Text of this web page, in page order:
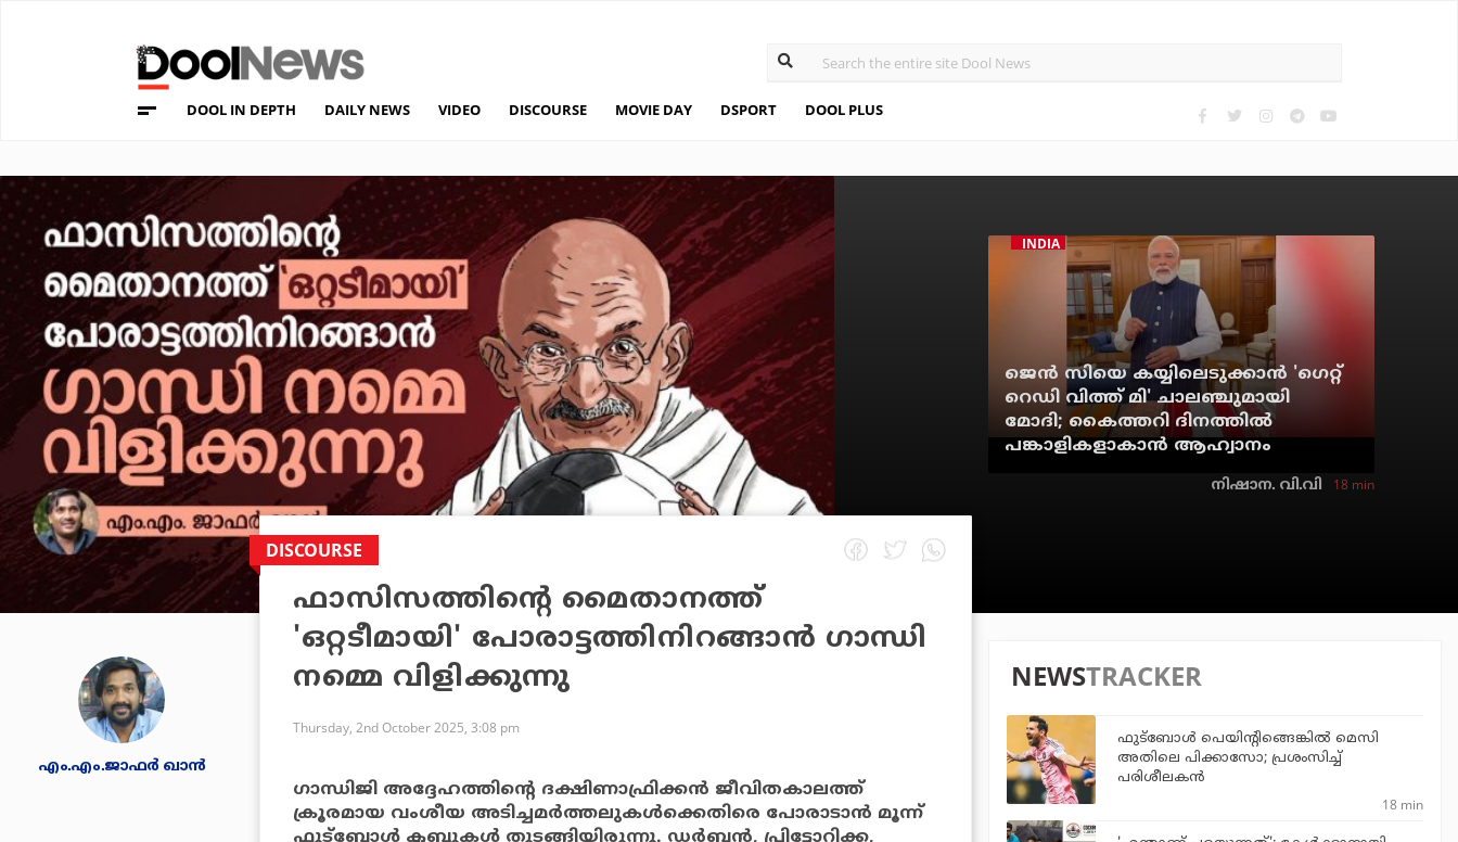
DOOL IN DEPTH DAILY NEWS VIDEO DISCOURSE MOVIE DAY DSPORT DOOL PLUS
INDIA
ജെന്‍ സിയെ കയ്യിലെടുക്കാന്‍ 'ഗെറ്റ്
റെഡി വിത്ത് മി' ചാലഞ്ചുമായി
മോദി; കൈത്തറി ദിനത്തില്‍
പങ്കാളികളാകാന്‍ ആഹ്വാനം
നിഷാന. വി.വി 18 min
എം.എം.ജാഫർ ഖാൻ
DISCOURSE
ഫാസിസത്തിന്റെ മൈതാനത്ത്
'ഒറ്റടീമായി' പോരാട്ടത്തിനിറങ്ങാന്‍ ഗാന്ധി
നമ്മെ വിളിക്കുന്നു
Thursday, 2nd October 2025, 3:08 pm
ഗാന്ധിജി അദ്ദേഹത്തിന്റെ ദക്ഷിണാഫ്രിക്കന്‍ ജീവിതകാലത്ത്
ക്രൂരമായ വംശീയ അടിച്ചമര്‍ത്തലുകള്‍ക്കെതിരെ പോരാടാന്‍ മൂന്ന്
ഫുട്‌ബോള്‍ ക്ലബ്ബുകള്‍ തുടങ്ങിയിരുന്നു. ഡര്‍ബന്‍, പ്രിട്ടോറിക്ക,
NEWSTRACKER
ഫുട്‌ബോള്‍ പെയിന്റിങ്ങെങ്കില്‍ മെസി
അതിലെ പിക്കാസോ; പ്രശംസിച്ച്
പരിശീലകന്‍
18 min